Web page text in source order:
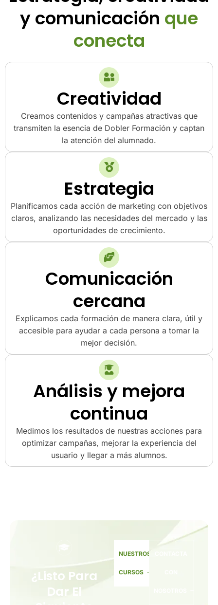
y comunicación que
conecta
Creatividad
Creamos contenidos y campañas atractivas que
transmiten la esencia de Dobler Formación y captan
la atención del alumnado.
Estrategia
Planificamos cada acción de marketing con objetivos
claros, analizando las necesidades del mercado y las
oportunidades de crecimiento.
Comunicación
cercana
Explicamos cada formación de manera clara, útil y
accesible para ayudar a cada persona a tomar la
mejor decisión.
Análisis y mejora
continua
Medimos los resultados de nuestras acciones para
optimizar campañas, mejorar la experiencia del
usuario y llegar a más alumnos.
¿Listo Para
Dar El
NUESTROS
CURSOS